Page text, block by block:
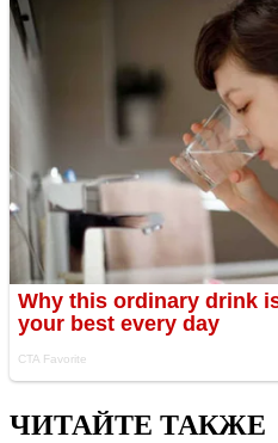
ЧИТАЙТЕ ТАКЖЕ